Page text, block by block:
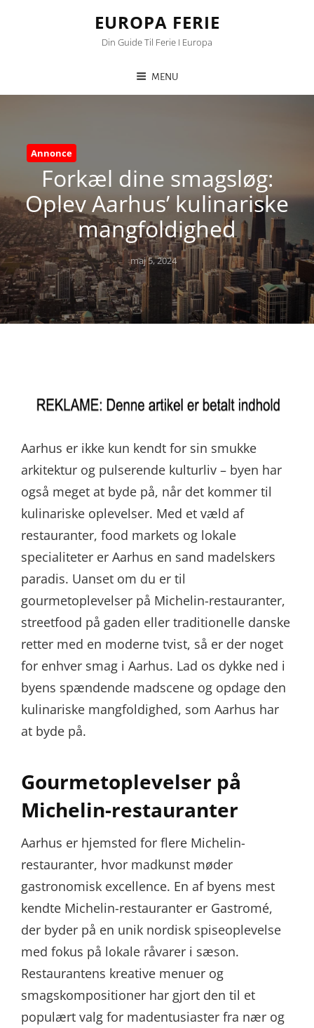
EUROPA FERIE
Din Guide Til Ferie I Europa
MENU
Annonce
Forkæl dine smagsløg:
Oplev Aarhus’ kulinariske
mangfoldighed
Posted
on
maj 5, 2024
Aarhus er ikke kun kendt for sin smukke
arkitektur og pulserende kulturliv – byen har
også meget at byde på, når det kommer til
kulinariske oplevelser. Med et væld af
restauranter, food markets og lokale
specialiteter er Aarhus en sand madelskers
paradis. Uanset om du er til
gourmetoplevelser på Michelin-restauranter,
streetfood på gaden eller traditionelle danske
retter med en moderne tvist, så er der noget
for enhver smag i Aarhus. Lad os dykke ned i
byens spændende madscene og opdage den
kulinariske mangfoldighed, som Aarhus har
at byde på.
Gourmetoplevelser på
Michelin-restauranter
Aarhus er hjemsted for flere Michelin-
restauranter, hvor madkunst møder
gastronomisk excellence. En af byens mest
kendte Michelin-restauranter er Gastromé,
der byder på en unik nordisk spiseoplevelse
med fokus på lokale råvarer i sæson.
Restaurantens kreative menuer og
smagskompositioner har gjort den til et
populært valg for madentusiaster fra nær og